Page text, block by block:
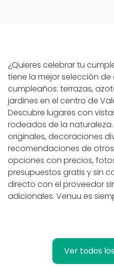
¿Quieres celebrar tu
tiene la mejor selección
cumpleaños: terrazas,
jardines en el centro de
Descubre lugares con
rodeados de la
originales, decoraciones
recomendaciones de
opciones con precios,
presupuestos gratis y sin
directo con el proveedor
adicionales. Venuu es
Ver todos